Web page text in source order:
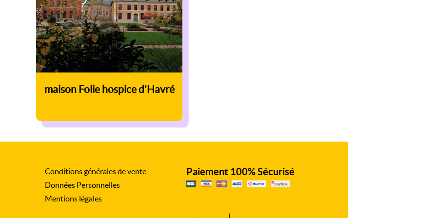
maison Folie hospice d'Havré
Conditions générales de vente
Données Personnelles
Mentions légales
Paiement 100% Sécurisé